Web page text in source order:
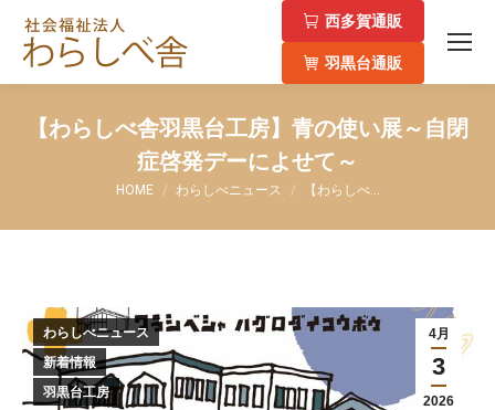
西多賀通販
羽黒台通販
【わらしべ舎羽黒台工房】青の使い展～自閉
症啓発デーによせて～
You are here:
HOME わらしべニュース 【わらしべ…
4月
3
2026
わらしべニュース
新着情報
羽黒台工房